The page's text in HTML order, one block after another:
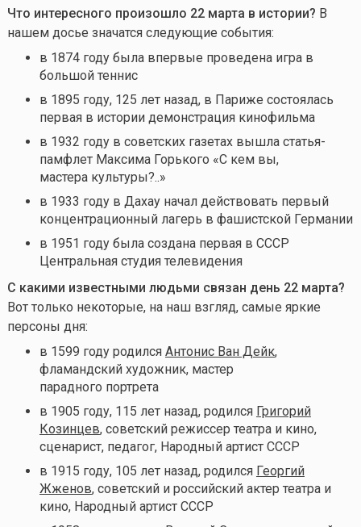
Что интересного произошло 22 марта в истории? В
нашем досье значатся следующие события:
в 1874 году была впервые проведена игра в
большой теннис
в 1895 году, 125 лет назад, в Париже состоялась
первая в истории демонстрация кинофильма
в 1932 году в советских газетах вышла статья-
памфлет Максима Горького «С кем вы,
мастера культуры?..»
в 1933 году в Дахау начал действовать первый
концентрационный лагерь в фашистской Германии
в 1951 году была создана первая в СССР
Центральная студия телевидения
С какими известными людьми связан день 22 марта?
Вот только некоторые, на наш взгляд, самые яркие
персоны дня:
в 1599 году родился Антонис Ван Дейк,
фламандский художник, мастер
парадного портрета
в 1905 году, 115 лет назад, родился Григорий
Козинцев, советский режиссер театра и кино,
сценарист, педагог, Народный артист СССР
в 1915 году, 105 лет назад, родился Георгий
Жженов, советский и российский актер театра и
кино, Народный артист СССР